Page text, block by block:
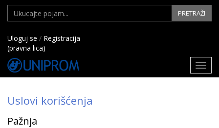
PRETRAŽI
Uloguj se / Registracija
(pravna lica)
Uslovi korišćenja
Pažnja